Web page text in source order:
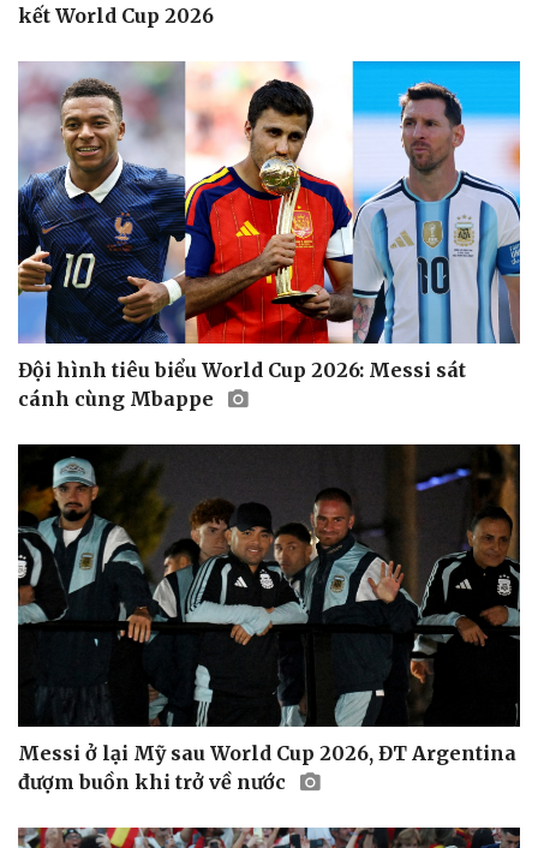
Pháp luật
Vụ án
Tin nóng
Tư vấn luật
Quân sự - Quốc phòng
Vũ khí
Việt Nam
Phân tích
Thể thao
Bóng đá
Lịch thi đấu bóng đá
Thế giới thể thao
eSports
Ô tô - Xe máy
Ô tô
Xe máy
Tư vấn
kết World Cup 2026
Đội hình tiêu biểu World Cup 2026: Messi sát
cánh cùng Mbappe
Messi ở lại Mỹ sau World Cup 2026, ĐT Argentina
đượm buồn khi trở về nước